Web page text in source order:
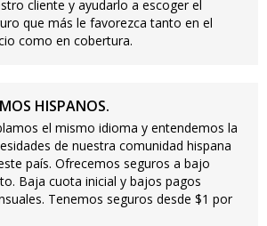
cliente y ayudarlo a escoger el
que más le favorezca tanto en el
como en cobertura.
HISPANOS.
el mismo idioma y entendemos la
de nuestra comunidad hispana
país. Ofrecemos seguros a bajo
Baja cuota inicial y bajos pagos
Tenemos seguros desde $1 por